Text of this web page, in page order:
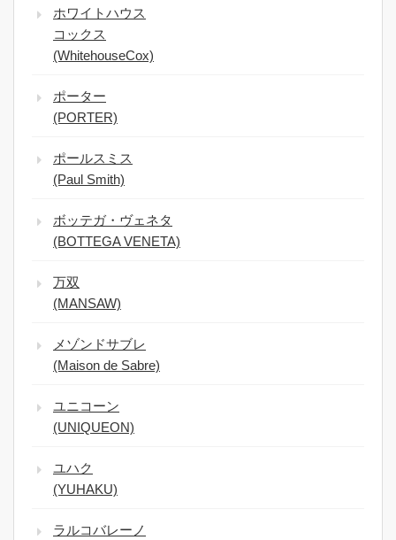
ホワイトハウス
コックス
(WhitehouseCox)
ポーター
(PORTER)
ポールスミス
(Paul Smith)
ボッテガ・ヴェネタ
(BOTTEGA VENETA)
万双
(MANSAW)
メゾンドサブレ
(Maison de Sabre)
ユニコーン
(UNIQUEON)
ユハク
(YUHAKU)
ラルコバレーノ